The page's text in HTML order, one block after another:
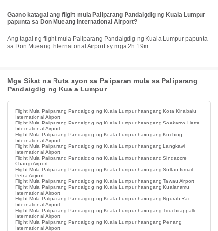
Gaano katagal ang flight mula Paliparang Pandaigdig ng Kuala Lumpur
papunta sa Don Mueang International Airport?
Ang tagal ng flight mula Paliparang Pandaigdig ng Kuala Lumpur papunta
sa Don Mueang International Airport ay mga 2h 19m.
Mga Sikat na Ruta ayon sa Paliparan mula sa Paliparang
Pandaigdig ng Kuala Lumpur
Flight Mula Paliparang Pandaigdig ng Kuala Lumpur hanngang Kota Kinabalu
International Airport
Flight Mula Paliparang Pandaigdig ng Kuala Lumpur hanngang Soekarno Hatta
International Airport
Flight Mula Paliparang Pandaigdig ng Kuala Lumpur hanngang Kuching
International Airport
Flight Mula Paliparang Pandaigdig ng Kuala Lumpur hanngang Langkawi
International Airport
Flight Mula Paliparang Pandaigdig ng Kuala Lumpur hanngang Singapore
Changi Airport
Flight Mula Paliparang Pandaigdig ng Kuala Lumpur hanngang Sultan Ismail
Petra Airport
Flight Mula Paliparang Pandaigdig ng Kuala Lumpur hanngang Tawau Airport
Flight Mula Paliparang Pandaigdig ng Kuala Lumpur hanngang Kualanamu
International Airport
Flight Mula Paliparang Pandaigdig ng Kuala Lumpur hanngang Ngurah Rai
International Airport
Flight Mula Paliparang Pandaigdig ng Kuala Lumpur hanngang Tiruchirappalli
International Airport
Flight Mula Paliparang Pandaigdig ng Kuala Lumpur hanngang Penang
International Airport